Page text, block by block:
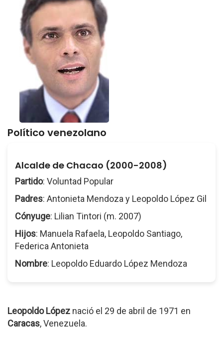
Político venezolano
Alcalde de Chacao (2000-2008)
Partido: Voluntad Popular
Padres: Antonieta Mendoza y Leopoldo López Gil
Cónyuge: Lilian Tintori (m. 2007)
Hijos: Manuela Rafaela, Leopoldo Santiago,
Federica Antonieta
Nombre: Leopoldo Eduardo López Mendoza
Leopoldo López nació el 29 de abril de 1971 en
Caracas, Venezuela.